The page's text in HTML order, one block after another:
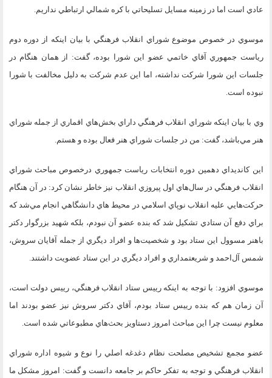
عادي است اما در زمينه مسايل تسليحاتي با كره شمالي ارتباطي نداريم.
موسوي در خصوص موضوع شوراي انقلاب فرهنگي با بيان اينكه از دوره دوم
رياست جمهوري آقاي خاتمي عضو اين شورا بوده، گفت: از همان هنگام در
جلسات اين شورا شركت نداشته، اما اين عدم شركت به دليل مخالفت با شورا
نبوده است.
وي با بيان اينكه شوراي انقلاب فرهنگي داراي بخش‌هاي اقماري از جمله شوراي
هنر مي‌باشد، گفت: من در جلسات شوراي هنر فعال بوده و هستم.
اين كانديداي دهمين دوره انتخابات رياست جمهوري درخصوص مباحث شوراي
انقلاب فرهنگي در سال‌هاي اول پيروزي انقلاب نيز خاطر نشان كرد: در آن هنگام
حركت‌هايي عليه انقلاب نوپاي اسلامي در محيط هاي دانشگاهي انجام مي‌شد كه
براي دفع آن ستادي تشكيل شد كه بنده عضو آن نبودم، ‌بلكه شهيد بزرگوار دكتر
باهنر مسوول اين ستاد بود و شخصيت‌ها و افراد ديگري از جمله آقايان سروش،
شمس آل‌احمد و شريعتمداري و افراد ديگري در اين ستاد عضويت داشتند.
موسوي افزود: با توجه به اينكه رييس ستاد انقلاب فرهنگي، رييس دولت است،
آن زمان هم كه بنده رييس ستاد بودم، آقاي دكتر سروش نيز عضو بودند اما
معلوم نيست چرا اين مباحث امروز دستاويز بحث‌هاي مطبوعاتي شده است.
عضو مجمع تشخيص مصلحت نظام دغدغه اصلي را نوع و شيوه اداره شوراي
انقلاب فرهنگي و توجه به تفكر حاكم بر جامعه دانست و گفت: امروز مشكل ما